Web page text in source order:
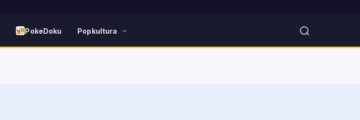
PokeDoku Popkultura